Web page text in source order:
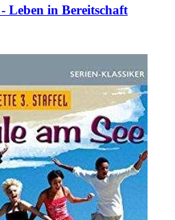
in Bereitschaft